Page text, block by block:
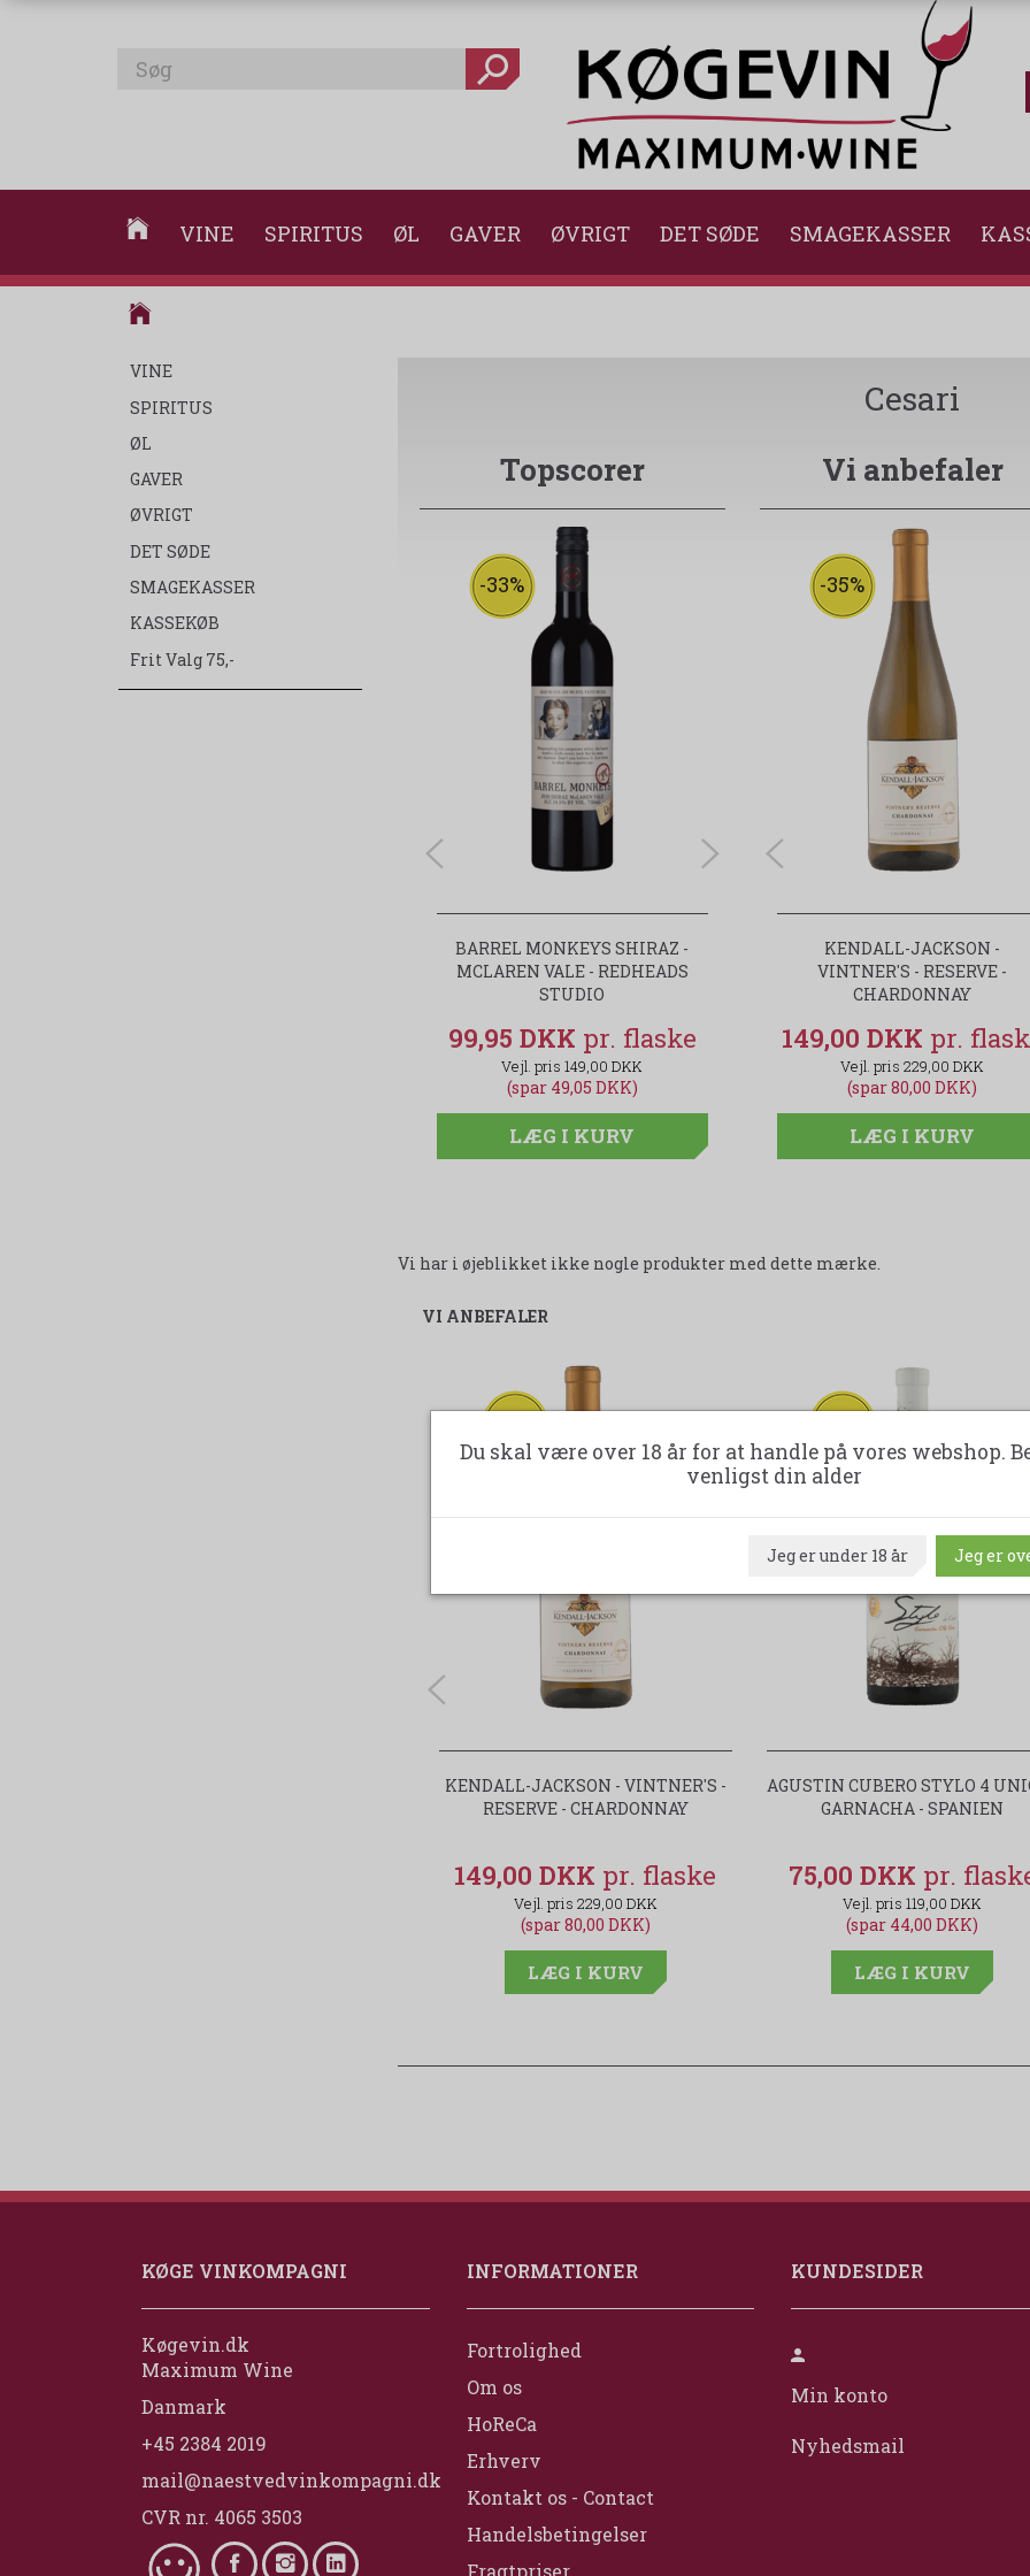
VINE SPIRITUS ØL GAVER ØVRIGT DET SØDE SMAGEKASSER
VINE
SPIRITUS
ØL
GAVER
ØVRIGT
DET SØDE
SMAGEKASSER
KASSEKØB
Frit Valg 75,-
Cesari
Topscorer
-33%
BARREL MONKEYS SHIRAZ -
MCLAREN VALE - REDHEADS
STUDIO
99,95 DKK
149,00 DKK
(spar 49,05 DKK)
LÆG I KURV
-23%
SARTORI MARANI - " DEN HVIDE
AMARONE " - ITALIEN
99,95 DKK
129,00 DKK
(spar 29,05 DKK)
LÆG I KURV
Vi anbefaler
-35%
KENDALL-JACKSON -
VINTNER'S - RESERVE -
CHARDONNAY
149,00 DKK
229,00 DKK
(spar 80,00 DKK)
LÆG I KURV
Vi har i øjeblikket ikke nogle produkter med dette mærke.
VI ANBEFALER
KENDALL-JACKSON - VINTNER'S -
RESERVE - CHARDONNAY
149,00 DKK
229,00 DKK
(spar 80,00 DKK)
LÆG I KURV
AGUSTIN CUBERO STYLO 4
GARNACHA - SPANIEN
75,00 DKK
119,00 DKK
(spar 44,00 DKK)
LÆG I KURV
KØGE VINKOMPAGNI
Køgevin.dk
Maximum Wine
Danmark
+45 2384 2019
mail@naestvedvinkompagni.dk
CVR nr. 4065 3503
INFORMATIONER
Fortrolighed
Om os
HoReCa
Erhverv
Kontakt os - Contact
Handelsbetingelser
Fragtpriser
KUNDESIDER
Min konto
Nyhedsmail
Du skal være over 18 år for at handle på vores webshop.
venligst din alder
Jeg er under 18 år Jeg er